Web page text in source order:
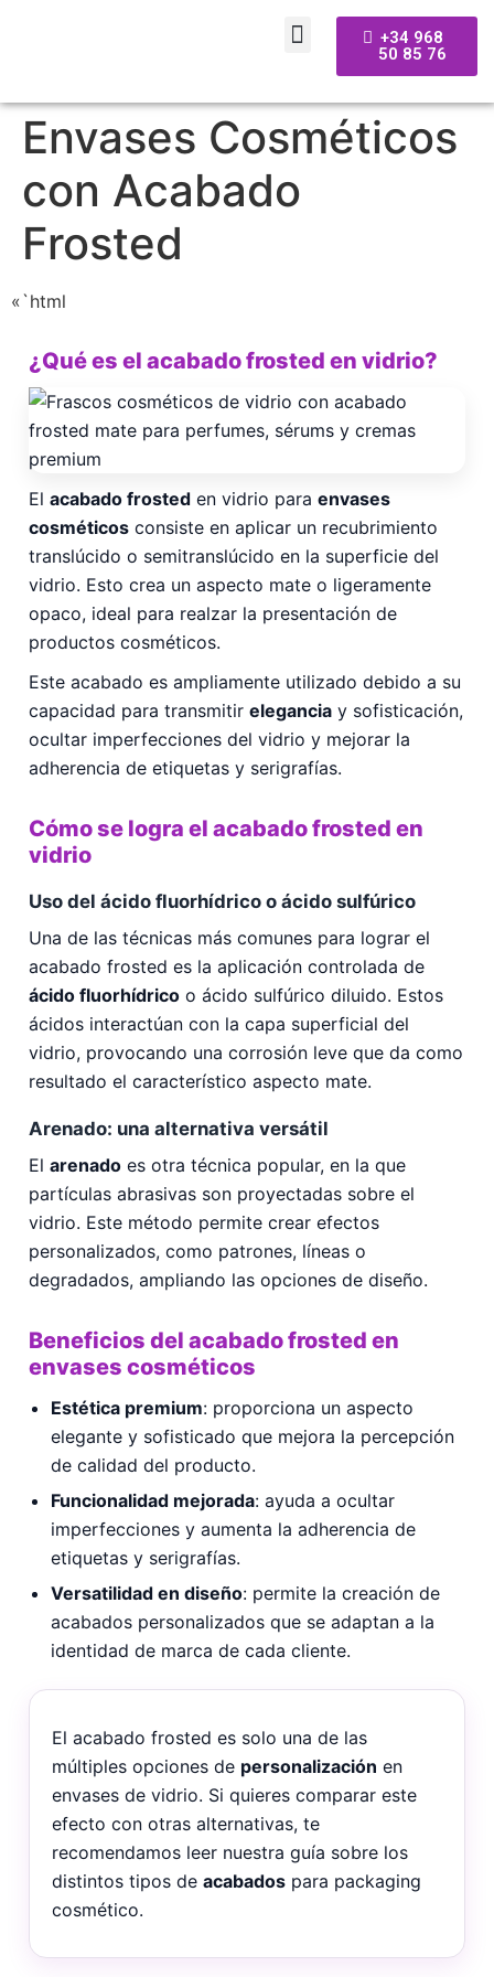
+34 968
50 85 76
Envases Cosméticos
con Acabado
Frosted
«`html
¿Qué es el acabado frosted en vidrio?
El acabado frosted en vidrio para envases
cosméticos consiste en aplicar un recubrimiento
translúcido o semitranslúcido en la superficie del
vidrio. Esto crea un aspecto mate o ligeramente
opaco, ideal para realzar la presentación de
productos cosméticos.
Este acabado es ampliamente utilizado debido a su
capacidad para transmitir elegancia y sofisticación,
ocultar imperfecciones del vidrio y mejorar la
adherencia de etiquetas y serigrafías.
Cómo se logra el acabado frosted en
vidrio
Uso del ácido fluorhídrico o ácido sulfúrico
Una de las técnicas más comunes para lograr el
acabado frosted es la aplicación controlada de
ácido fluorhídrico o ácido sulfúrico diluido. Estos
ácidos interactúan con la capa superficial del
vidrio, provocando una corrosión leve que da como
resultado el característico aspecto mate.
Arenado: una alternativa versátil
El arenado es otra técnica popular, en la que
partículas abrasivas son proyectadas sobre el
vidrio. Este método permite crear efectos
personalizados, como patrones, líneas o
degradados, ampliando las opciones de diseño.
Beneficios del acabado frosted en
envases cosméticos
Estética premium: proporciona un aspecto
elegante y sofisticado que mejora la percepción
de calidad del producto.
Funcionalidad mejorada: ayuda a ocultar
imperfecciones y aumenta la adherencia de
etiquetas y serigrafías.
Versatilidad en diseño: permite la creación de
acabados personalizados que se adaptan a la
identidad de marca de cada cliente.
El acabado frosted es solo una de las
múltiples opciones de personalización en
envases de vidrio. Si quieres comparar este
efecto con otras alternativas, te
recomendamos leer nuestra guía sobre los
distintos tipos de acabados para packaging
cosmético.